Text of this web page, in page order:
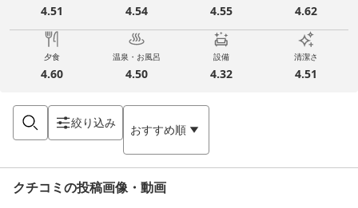
4.51 4.54 4.55 4.62
夕食
4.60
温泉・お風呂
4.50
設備
4.32
清潔さ
4.51
絞り込み おすすめ順
クチコミの投稿画像・動画